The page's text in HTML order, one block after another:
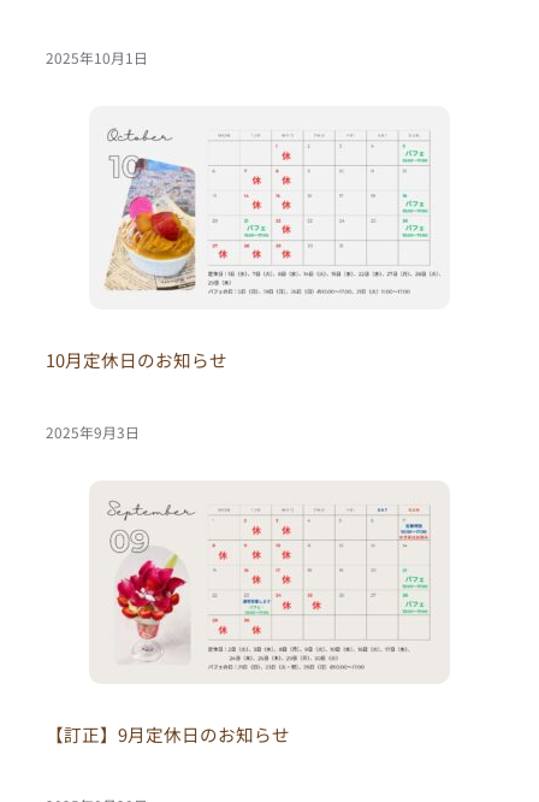
10月定休日のお知らせ
2025年10月1日
【訂正】9月定休日のお知らせ
2025年9月3日